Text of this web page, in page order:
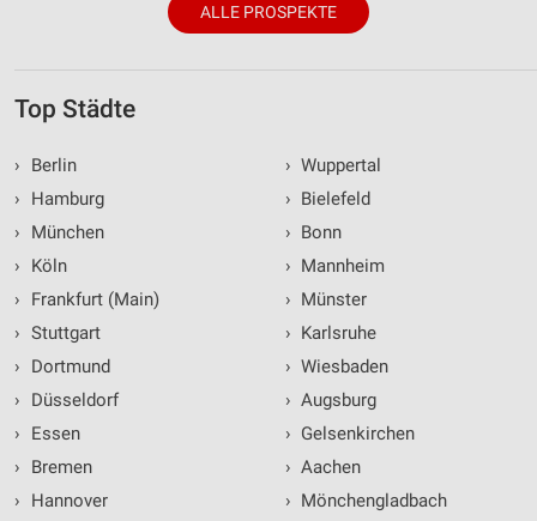
ALLE PROSPEKTE
Top Städte
›
Berlin
›
Hamburg
›
München
›
Köln
›
Frankfurt (Main)
› Stuttgart
›
Dortmund
›
Düsseldorf
›
Essen
›
Bremen
›
Hannover
› Wuppertal
› Bielefeld
› Bonn
› Mannheim
› Münster
› Karlsruhe
› Wiesbaden
› Augsburg
› Gelsenkirchen
› Aachen
› Mönchengladbach